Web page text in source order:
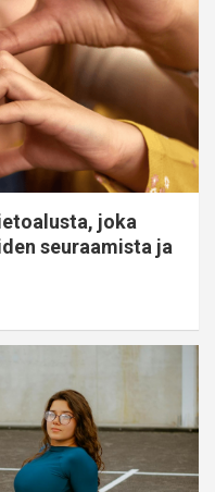
joka
seuraamista ja